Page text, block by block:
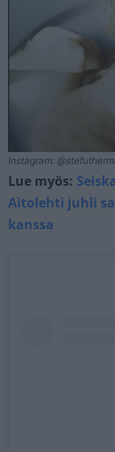
Instagram:
Lue myös:
Aitolehti juhli
kanssa